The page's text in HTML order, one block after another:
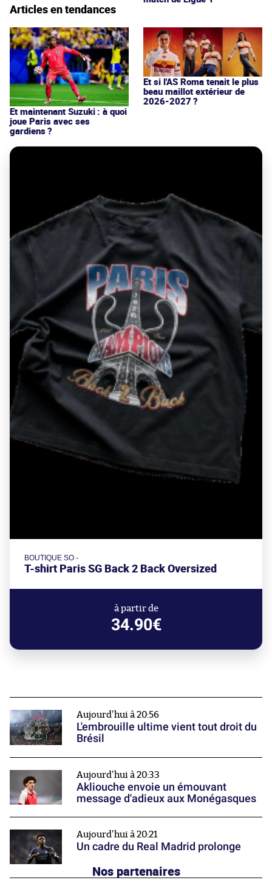
Articles en tendances
Et maintenant Suzuki : à quoi
joue Paris avec ses
gardiens ?
Et si l'AS Roma tenait le plus
beau maillot extérieur de
2026-2027 ?
BOUTIQUE SO -
T-shirt Paris SG Back 2 Back Oversized
à partir de
34.90€
Aujourd'hui à 20:56
L'embrouille ultime vient tout droit du
Brésil
Aujourd'hui à 20:33
Akliouche envoie un émouvant
message d'adieux aux Monégasques
Aujourd'hui à 20:21
Un cadre du Real Madrid prolonge
Nos partenaires